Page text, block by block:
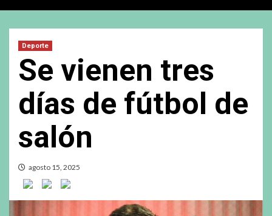
Deporte
Se vienen tres
días de fútbol de
salón
agosto 15, 2025